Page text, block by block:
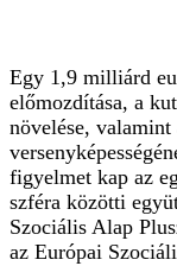
Egy 1,9 milliárd
előmozdítása, a
növelése,
figyelmet kap az
szféra közötti
Szociális Alap
az Európai